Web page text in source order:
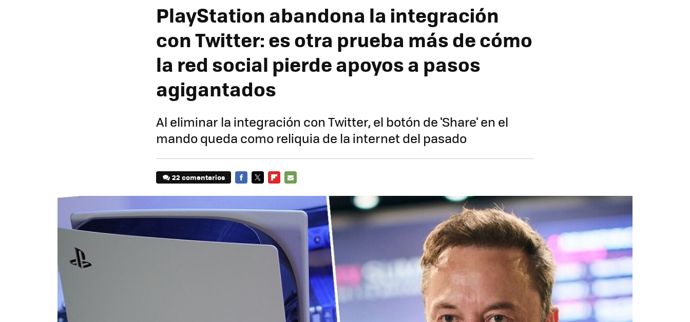
PlayStation abandona la integración
con Twitter: es otra prueba más de cómo
la red social pierde apoyos a pasos
agigantados
Al eliminar la integración con Twitter, el botón de 'Share' en el
mando queda como reliquia de la internet del pasado
22 comentarios